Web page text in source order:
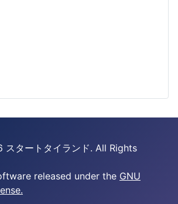
タートタイランド. All Rights
released under the GNU